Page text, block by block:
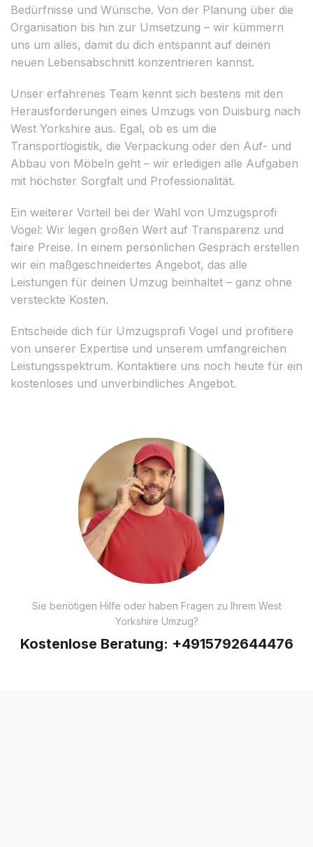
Bedürfnisse und Wünsche. Von der Planung über die
Organisation bis hin zur Umsetzung – wir kümmern
uns um alles, damit du dich entspannt auf deinen
neuen Lebensabschnitt konzentrieren kannst.
Unser erfahrenes Team kennt sich bestens mit den
Herausforderungen eines Umzugs von Duisburg nach
West Yorkshire aus. Egal, ob es um die
Transportlogistik, die Verpackung oder den Auf- und
Abbau von Möbeln geht – wir erledigen alle Aufgaben
mit höchster Sorgfalt und Professionalität.
Ein weiterer Vorteil bei der Wahl von Umzugsprofi
Vogel: Wir legen großen Wert auf Transparenz und
faire Preise. In einem persönlichen Gespräch erstellen
wir ein maßgeschneidertes Angebot, das alle
Leistungen für deinen Umzug beinhaltet – ganz ohne
versteckte Kosten.
Entscheide dich für Umzugsprofi Vogel und profitiere
von unserer Expertise und unserem umfangreichen
Leistungsspektrum. Kontaktiere uns noch heute für ein
kostenloses und unverbindliches Angebot.
Sie benötigen Hilfe oder haben Fragen zu Ihrem West
Yorkshire Umzug?
Kostenlose Beratung: +4915792644476